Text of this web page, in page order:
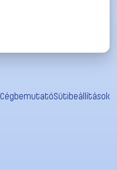
CégbemutatóSütibeállítások